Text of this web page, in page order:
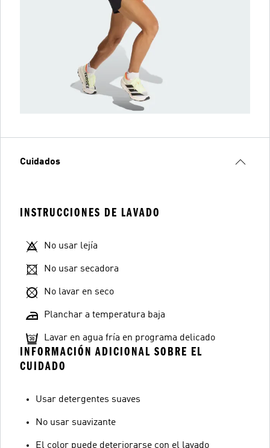
Cuidados
INSTRUCCIONES DE LAVADO
No usar lejía
No usar secadora
No lavar en seco
Planchar a temperatura baja
Lavar en agua fría en programa delicado
INFORMACIÓN ADICIONAL SOBRE EL
CUIDADO
Usar detergentes suaves
No usar suavizante
El color puede deteriorarse con el lavado